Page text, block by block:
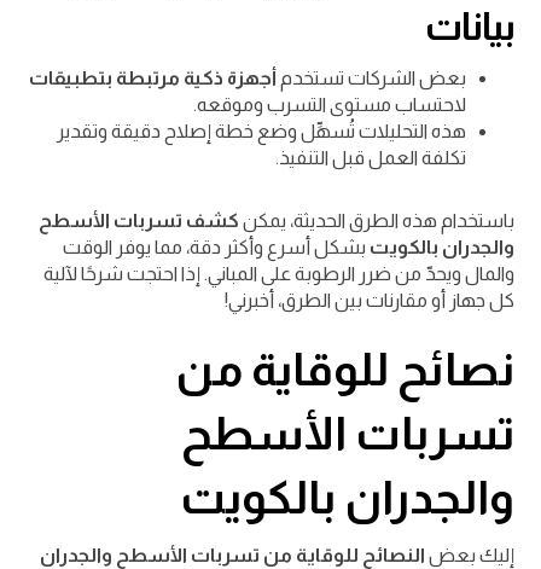
بيانات
بعض الشركات تستخدم أجهزة ذكية مرتبطة بتطبيقات
لاحتساب مستوى التسرب وموقعه.
هذه التحليلات تُسهِّل وضع خطة إصلاح دقيقة وتقدير
تكلفة العمل قبل التنفيذ.
باستخدام هذه الطرق الحديثة، يمكن كشف تسربات الأسطح
والجدران بالكويت بشكل أسرع وأكثر دقة، مما يوفر الوقت
والمال ويحدّ من ضرر الرطوبة على المباني. إذا احتجت شرحًا لآلية
كل جهاز أو مقارنات بين الطرق، أخبرني!
نصائح للوقاية من
تسربات الأسطح
والجدران بالكويت
إليك بعض النصائح للوقاية من تسربات الأسطح والجدران